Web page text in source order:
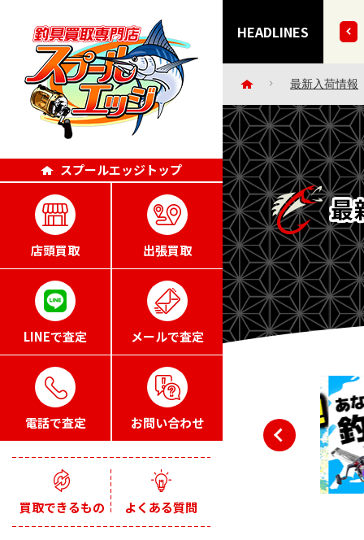
スプールエッジトップ
店頭買取 出張買取
LINEで査定 メールで査定
電話で査定 お問い合わせ
買取できるもの よくある質問
HEADLINES
ずにごめんなさい・・。」エッジポイント4倍キャンペー
最新入荷情報
最